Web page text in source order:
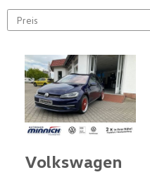
Volkswagen